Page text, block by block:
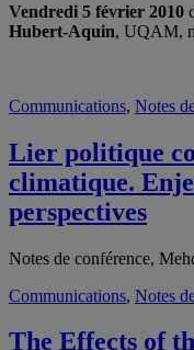
Vendredi 5 février 2010
Hubert-Aquin, UQAM,
Communications, Notes
Lier politique
climatique.
perspectives
Notes de conférence,
Communications, Notes
The Effects of